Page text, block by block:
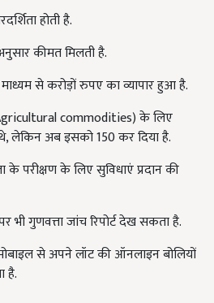
होती है.
कीमत मिलती है.
से करोड़ों रुपए का व्यापार हुआ है.
commodities) के लिए
लेकिन अब इसको 150 कर दिया है.
के परीक्षण के लिए सुविधाएं प्रदान की
भी गुणवत्ता जांच रिपोर्ट देख सकता है.
से अपने लॉट की ऑनलाइन बोलियों
है.